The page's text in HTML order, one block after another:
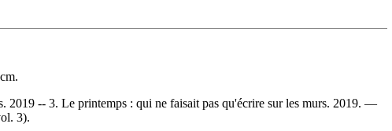
2019 -- 3. Le printemps : qui ne faisait pas qu'écrire sur les murs. 2019. —
3).